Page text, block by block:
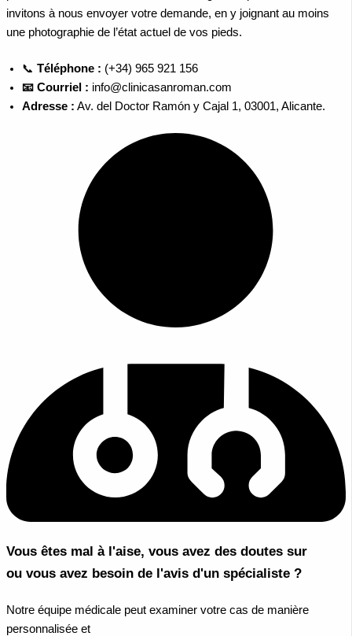
invitons à nous envoyer votre demande, en y joignant au moins
une photographie de l’état actuel de vos pieds.
📞 Téléphone : (+34) 965 921 156
📧 Courriel : info@clinicasanroman.com
Adresse : Av. del Doctor Ramón y Cajal 1, 03001, Alicante.
Vous êtes mal à l'aise, vous avez des doutes sur
ou vous avez besoin de l'avis d'un spécialiste ?
Notre équipe médicale peut examiner votre cas de manière
personnalisée et